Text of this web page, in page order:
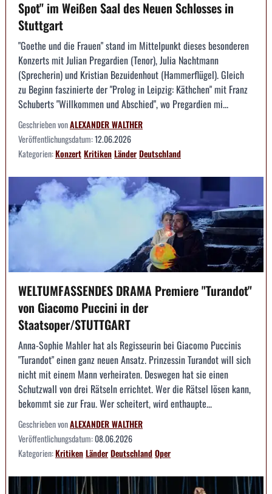
Spot" im Weißen Saal des Neuen Schlosses in
Stuttgart
"Goethe und die Frauen" stand im Mittelpunkt dieses besonderen
Konzerts mit Julian Pregardien (Tenor), Julia Nachtmann
(Sprecherin) und Kristian Bezuidenhout (Hammerflügel). Gleich
zu Beginn faszinierte der "Prolog in Leipzig: Käthchen" mit Franz
Schuberts "Willkommen und Abschied", wo Pregardien mi...
Geschrieben vonALEXANDER WALTHER
Veröffentlichungsdatum:12.06.2026
Kategorien:KonzertKritikenLänderDeutschland
WELTUMFASSENDES DRAMA Premiere "Turandot"
von Giacomo Puccini in der
Staatsoper/STUTTGART
Anna-Sophie Mahler hat als Regisseurin bei Giacomo Puccinis
"Turandot" einen ganz neuen Ansatz. Prinzessin Turandot will sich
nicht mit einem Mann verheiraten. Deswegen hat sie einen
Schutzwall von drei Rätseln errichtet. Wer die Rätsel lösen kann,
bekommt sie zur Frau. Wer scheitert, wird enthaupte...
Geschrieben vonALEXANDER WALTHER
Veröffentlichungsdatum:08.06.2026
Kategorien:KritikenLänderDeutschlandOper